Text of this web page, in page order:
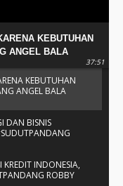
KEBUTUHAN
ANGEL BALA
37:51
KEBUTUHAN
ANGEL BALA
DAN BISNIS
KREDIT INDONESIA,
ROBBY